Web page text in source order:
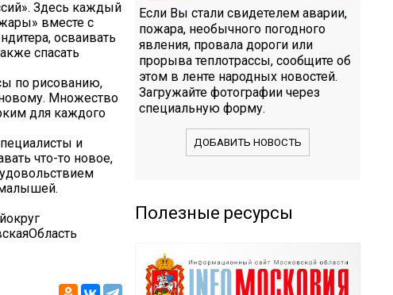
Здесь каждый
вместе с
осваивать
спасать
по рисованию,
Множество
для каждого
и
что-то новое,
Если Вы стали свидетелем аварии,
пожара, необычного погодного
явления, провала дороги или
прорыва теплотрассы, сообщите об
этом в ленте народных новостей.
Загружайте фотографии через
специальную форму.
ДОБАВИТЬ НОВОСТЬ
Полезные ресурсы